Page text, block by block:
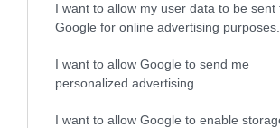
I want to allow my user data to be sent
Google for online advertising purposes.
I want to allow Google to send me
personalized advertising.
I want to allow Google to enable
ΣΧΟΛΙΑ